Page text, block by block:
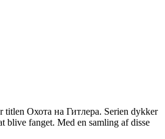
titlen Охота на Гитлера. Serien dykker
blive fanget. Med en samling af disse